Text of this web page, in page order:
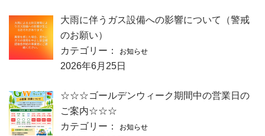
大雨に伴うガス設備への影響について（警戒
のお願い）
カテゴリー：
お知らせ
2026年6月25日
☆☆☆ゴールデンウィーク期間中の営業日の
ご案内☆☆☆
カテゴリー：
お知らせ